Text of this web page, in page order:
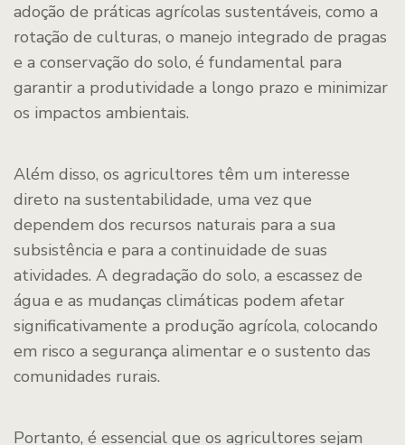
adoção de práticas agrícolas sustentáveis, como a
rotação de culturas, o manejo integrado de pragas
e a conservação do solo, é fundamental para
garantir a produtividade a longo prazo e minimizar
os impactos ambientais.
Além disso, os agricultores têm um interesse
direto na sustentabilidade, uma vez que
dependem dos recursos naturais para a sua
subsistência e para a continuidade de suas
atividades. A degradação do solo, a escassez de
água e as mudanças climáticas podem afetar
significativamente a produção agrícola, colocando
em risco a segurança alimentar e o sustento das
comunidades rurais.
Portanto, é essencial que os agricultores sejam